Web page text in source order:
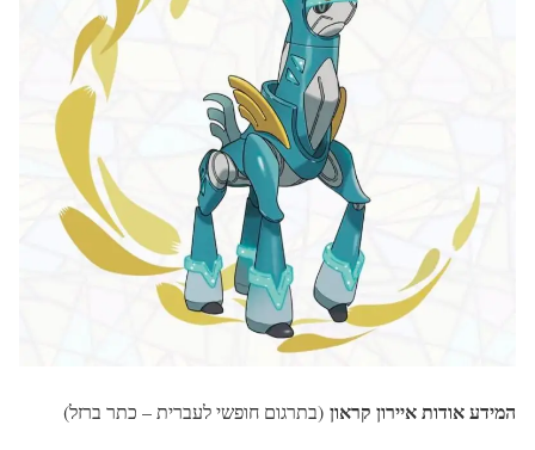
המידע אודות איירון קראון (בתרגום חופשי לעברית – כתר ברזל)